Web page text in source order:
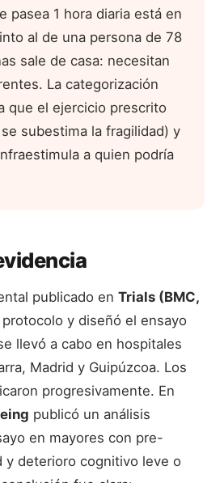
pasea 1 hora diaria está en
al de una persona de 78
sale de casa: necesitan
La categorización
que el ejercicio prescrito
subestima la fragilidad) y
a quien podría
publicado en Trials (BMC,
y diseñó el ensayo
llevó a cabo en hospitales
Madrid y Guipúzcoa. Los
progresivamente. En
publicó un análisis
en mayores con pre-
y deterioro cognitivo leve o